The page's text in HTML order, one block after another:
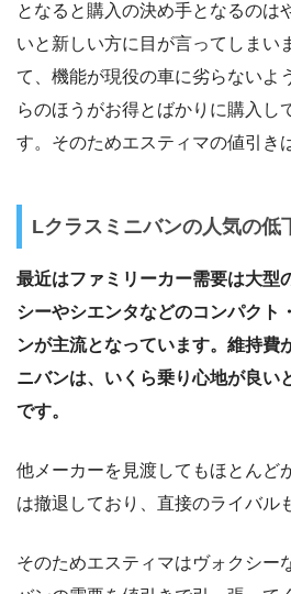
となると購入の決め手となるのは
いと新しい方に目が言ってしまい
て、機能が現役の車に劣らないよ
らのほうがお得とばかりに購入し
す。そのためエスティマの値引き
Lクラスミニバンの人気の低
最近はファミリーカー需要は大型
シーやシエンタなどのコンパクト
ンが主流となっています。維持費
ニバンは、いくら乗り心地が良い
です。
他メーカーを見渡してもほとんど
は撤退しており、直接のライバル
そのためエスティマはヴォクシー